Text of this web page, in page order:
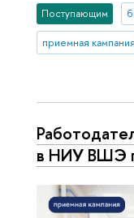
Поступающим
приемная
в НИУ ВШЭ